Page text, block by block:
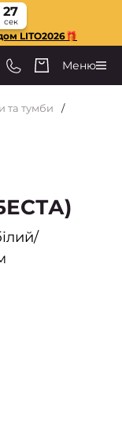
26
сек
LITO2026🎁
Меню
та тумби